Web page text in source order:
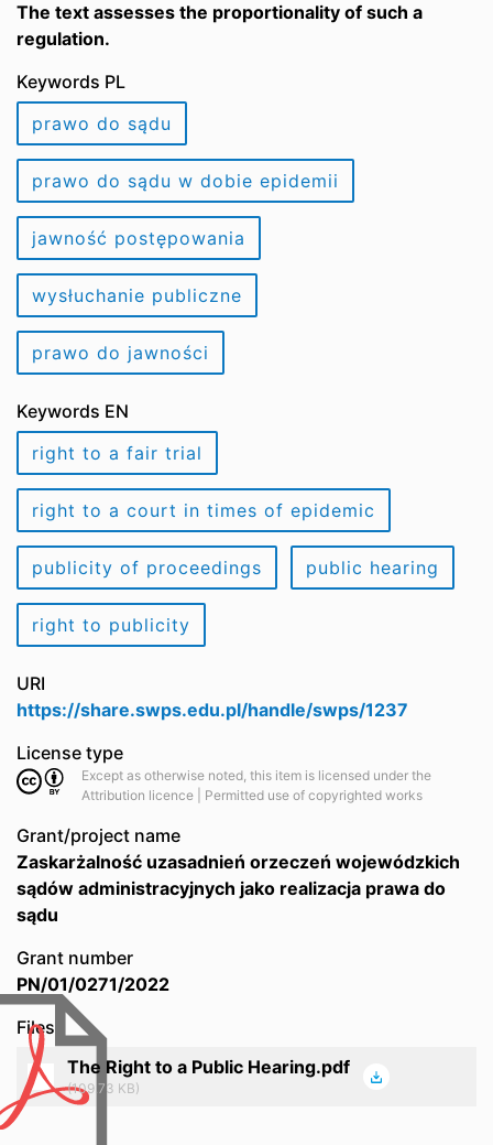
The text assesses the proportionality of such a
regulation.
Keywords PL
prawo do sądu
prawo do sądu w dobie epidemii
jawność postępowania
wysłuchanie publiczne
prawo do jawności
Keywords EN
right to a fair trial
right to a court in times of epidemic
publicity of proceedings public hearing
right to publicity
URI
https://share.swps.edu.pl/handle/swps/1237
License type
Except as otherwise noted, this item is licensed under the
Attribution licence | Permitted use of copyrighted works
Grant/project name
Zaskarżalność uzasadnień orzeczeń wojewódzkich
sądów administracyjnych jako realizacja prawa do
sądu
Grant number
PN/01/0271/2022
Files
The Right to a Public Hearing.pdf
(109.73 KB)